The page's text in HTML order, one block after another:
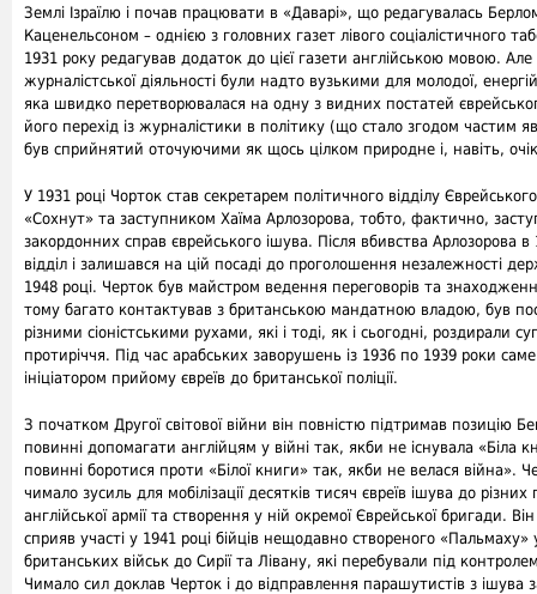
Землі Ізраїлю і почав працювати в «Даварі», що редагувалась
Каценельсоном – однією з головних газет лівого соціалістичного
1931 року редагував додаток до цієї газети англійською мовою.
журналістської діяльності були надто вузькими для молодої,
яка швидко перетворювалася на одну з видних постатей
його перехід із журналістики в політику (що стало згодом частим
був сприйнятий оточуючими як щось цілком природне і, навіть,
У 1931 році Чорток став секретарем політичного відділу
«Сохнут» та заступником Хаїма Арлозорова, тобто, фактично,
закордонних справ єврейського ішува. Після вбивства Арлозорова в
відділ і залишався на цій посаді до проголошення незалежності
1948 році. Черток був майстром ведення переговорів та
тому багато контактував з британською мандатною владою, був
різними сіоністськими рухами, які і тоді, як і сьогодні, роздирали
протиріччя. Під час арабських заворушень із 1936 по 1939 роки
ініціатором прийому євреїв до британської поліції.
З початком Другої світової війни він повністю підтримав позицію
повинні допомагати англійцям у війні так, якби не існувала «Біла
повинні боротися проти «Білої книги» так, якби не велася війна».
чимало зусиль для мобілізації десятків тисяч євреїв ішува до різних
англійської армії та створення у ній окремої Єврейської бригади.
сприяв участі у 1941 році бійців нещодавно створеного «Пальмаху»
британських військ до Сирії та Лівану, які перебували під
Чимало сил доклав Черток і до відправлення парашутистів з ішува